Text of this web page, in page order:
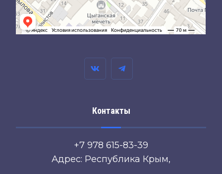
Контакты
+7 978 615-83-39
Адрес: Республика Крым,